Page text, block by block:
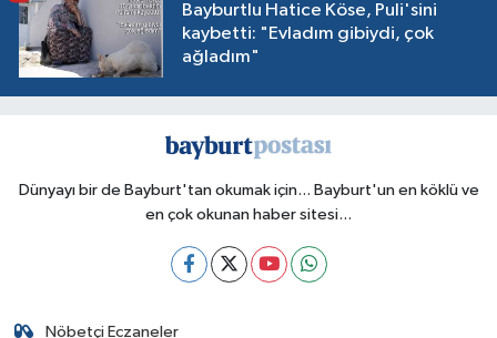
Bayburtlu Hatice Köse, Puli'sini
kaybetti: "Evladım gibiydi, çok
ağladım"
Dünyayı bir de Bayburt'tan okumak için... Bayburt'un en köklü ve
en çok okunan haber sitesi...
Nöbetçi Eczaneler